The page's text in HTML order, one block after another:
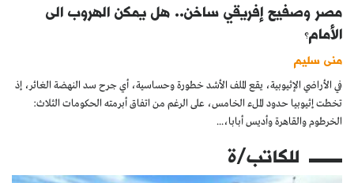
مصر وصفيح إفريقي ساخن.. هل يمكن الهروب الى
الأمام؟
منى سليم
في الأراضي الإثيوبية، يقع الملف الأشد خطورة وحساسية، أي جرح سد النهضة الغائر، إذ
تخطت إثيوبيا حدود الملء الخامس، على الرغم من اتفاق أبرمته الحكومات الثلاث:
الخرطوم والقاهرة وأديس أبابا،...
للكاتب/ة